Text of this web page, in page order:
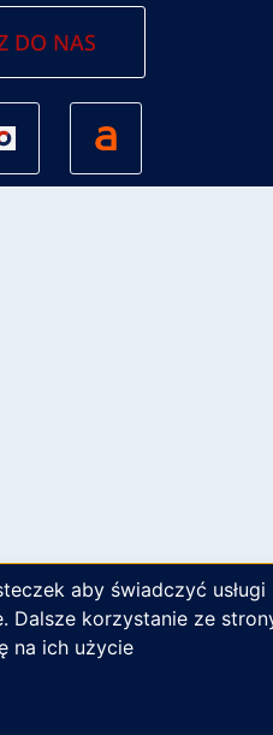
DO NAS
aby świadczyć usługi
Dalsze korzystanie ze
na ich użycie